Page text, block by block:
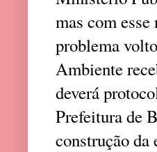
mas com
problema
Ambiente
deverá
Prefeitura de
construção da